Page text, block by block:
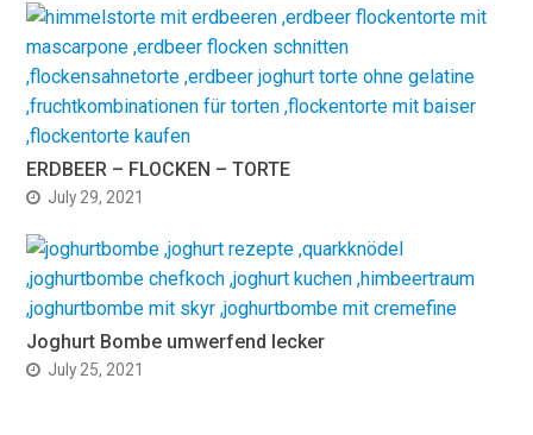
ERDBEER – FLOCKEN – TORTE
July 29, 2021
Joghurt Bombe umwerfend lecker
July 25, 2021